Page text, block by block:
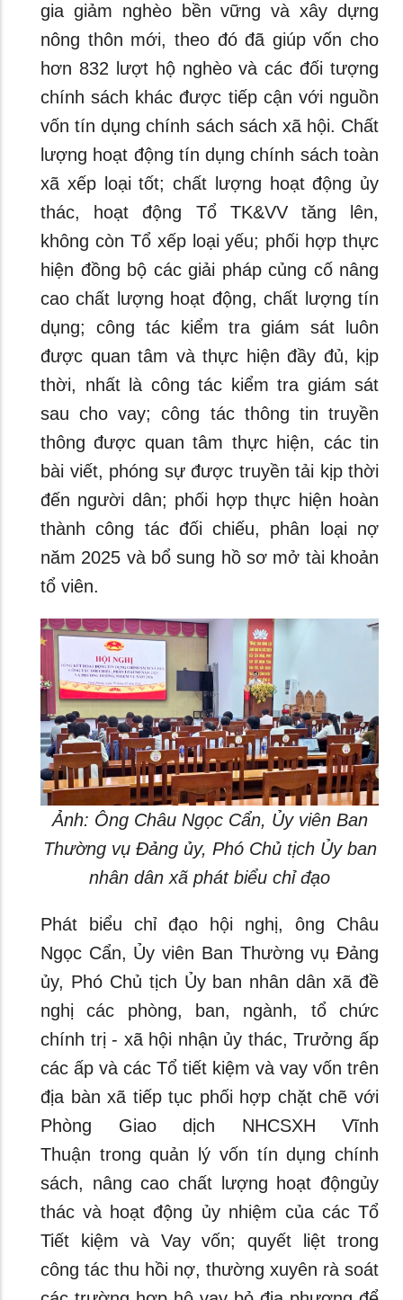
gia giảm nghèo bền vững và xây dựng
nông thôn mới, theo đó đã giúp vốn cho
hơn 832 lượt hộ nghèo và các đối tượng
chính sách khác được tiếp cận với nguồn
vốn tín dụng chính sách sách xã hội. Chất
lượng hoạt động tín dụng chính sách toàn
xã xếp loại tốt; chất lượng hoạt động ủy
thác, hoạt động Tổ TK&VV tăng lên,
không còn Tổ xếp loại yếu; phối hợp thực
hiện đồng bộ các giải pháp củng cố nâng
cao chất lượng hoạt động, chất lượng tín
dụng; công tác kiểm tra giám sát luôn
được quan tâm và thực hiện đầy đủ, kịp
thời, nhất là công tác kiểm tra giám sát
sau cho vay; công tác thông tin truyền
thông được quan tâm thực hiện, các tin
bài viết, phóng sự được truyền tải kịp thời
đến người dân; phối hợp thực hiện hoàn
thành công tác đối chiếu, phân loại nợ
năm 2025 và bổ sung hồ sơ mở tài khoản
tổ viên.
Ảnh: Ông Châu Ngọc Cẩn, Ủy viên Ban
Thường vụ Đảng ủy, Phó Chủ tịch Ủy ban
nhân dân xã phát biểu chỉ đạo
Phát biểu chỉ đạo hội nghị, ông Châu
Ngọc Cẩn, Ủy viên Ban Thường vụ Đảng
ủy, Phó Chủ tịch Ủy ban nhân dân xã đề
nghị các phòng, ban, ngành, tổ chức
chính trị - xã hội nhận ủy thác, Trưởng ấp
các ấp và các Tổ tiết kiệm và vay vốn trên
địa bàn xã tiếp tục phối hợp chặt chẽ với
Phòng Giao dịch NHCSXH Vĩnh
Thuận trong quản lý vốn tín dụng chính
sách, nâng cao chất lượng hoạt độngủy
thác và hoạt động ủy nhiệm của các Tổ
Tiết kiệm và Vay vốn; quyết liệt trong
công tác thu hồi nợ, thường xuyên rà soát